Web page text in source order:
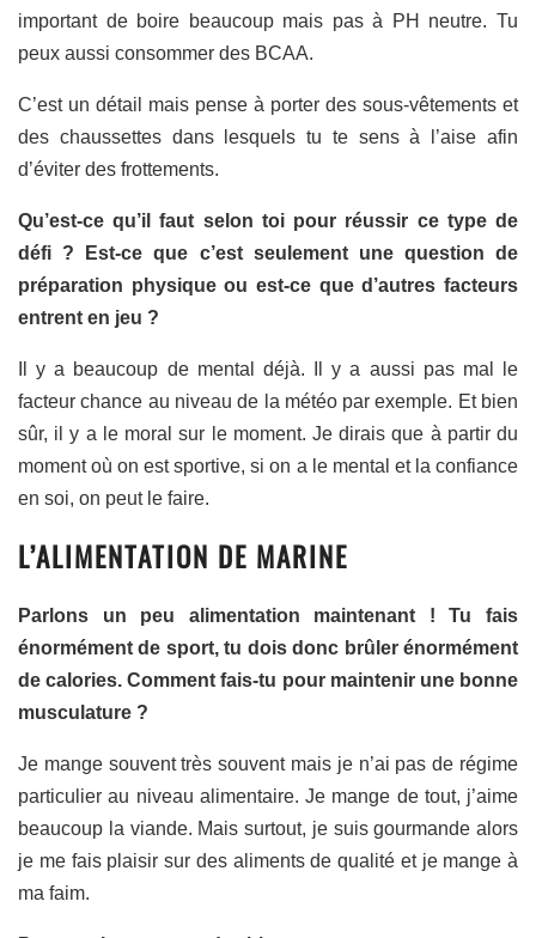
important de boire beaucoup mais pas à PH neutre. Tu
peux aussi consommer des BCAA.
C’est un détail mais pense à porter des sous-vêtements et
des chaussettes dans lesquels tu te sens à l’aise afin
d’éviter des frottements.
Qu’est-ce qu’il faut selon toi pour réussir ce type de
défi ? Est-ce que c’est seulement une question de
préparation physique ou est-ce que d’autres facteurs
entrent en jeu ?
Il y a beaucoup de mental déjà. Il y a aussi pas mal le
facteur chance au niveau de la météo par exemple. Et bien
sûr, il y a le moral sur le moment. Je dirais que à partir du
moment où on est sportive, si on a le mental et la confiance
en soi, on peut le faire.
L’ALIMENTATION DE MARINE
Parlons un peu alimentation maintenant ! Tu fais
énormément de sport, tu dois donc brûler énormément
de calories. Comment fais-tu pour maintenir une bonne
musculature ?
Je mange souvent très souvent mais je n’ai pas de régime
particulier au niveau alimentaire. Je mange de tout, j’aime
beaucoup la viande. Mais surtout, je suis gourmande alors
je me fais plaisir sur des aliments de qualité et je mange à
ma faim.